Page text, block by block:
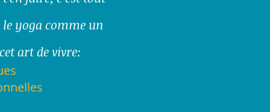
yoga comme un
art de vivre: